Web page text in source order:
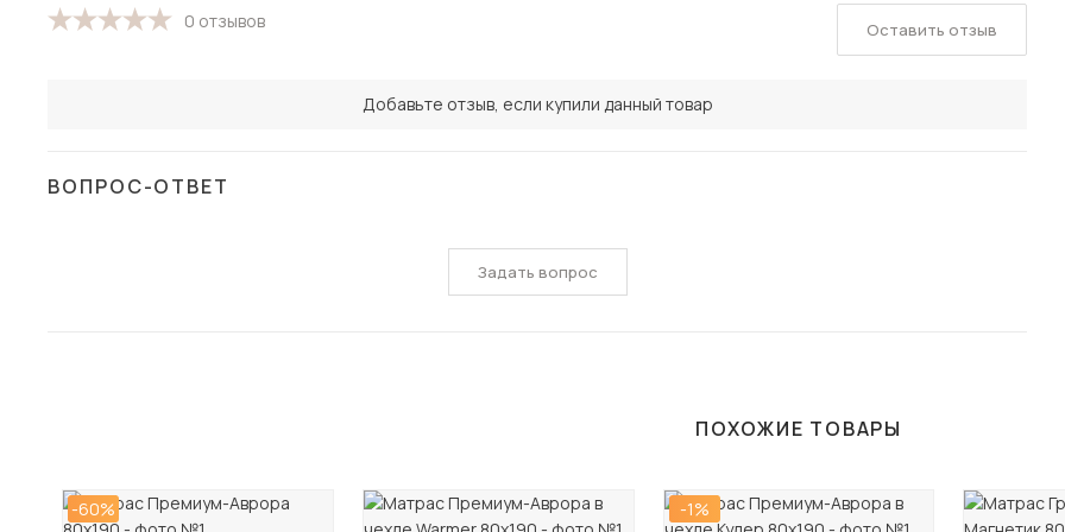
0 отзывов
Добавьте отзыв, если купили данный товар
Оставить отзыв
ВОПРОС-ОТВЕТ
Задать вопрос
ПОХОЖИЕ ТОВАРЫ
-60% -1%